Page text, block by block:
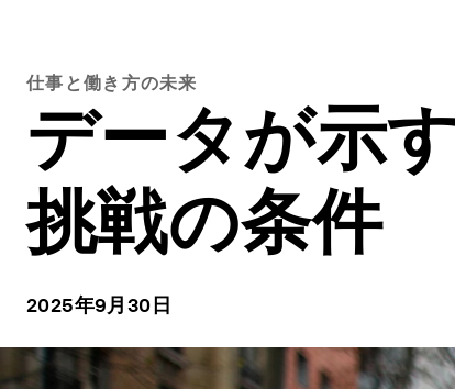
仕事と働き方の未来
データが示
挑戦の条件
2025年9月30日